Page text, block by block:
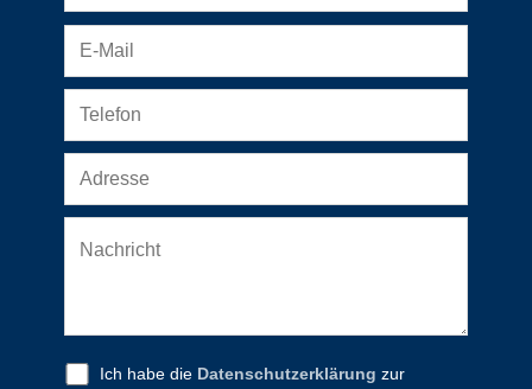
Ich habe die Datenschutzerklärung zur